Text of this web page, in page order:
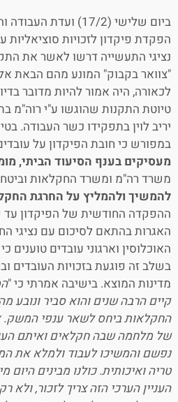
ביום שלישי (17/2)
הפקדת פיקדון לזכויות סוציאליות
נציגי התעשייה דרשו לאשר את
"צוואר בקבוק" המונע מהם הבאת
לכאורה, היה אמור להיות מדובר
טיוטת התקנות שהוגשו ע"י רוה"מ
יריב לוין בתפקידו כשר העבודה.
במפורש כי חובת הפיקדון על
מעסיקים בענף הסיעוד הביתי,
משרד רה"מ ומשרד החקלאות
להמשיך ולהמליץ על החרגת
ההפקדה החודשית של הפיקדון
האגרות בהתאם לסיכום עם נציגי
האוכלוסין וארגוני עובדים
בשלב זה פוגעת בזכויות העובדים
מדינות המוצא. בישיבה אמרתי כי "
קיים הרבה שנים והוא סביר ונובע
החקלאות ביחס לשאר ענפי המשק.
של מלחמה שבה חקלאים ואיתם
נפשם והמשיכו לעבוד ולמלא את
טריה ואיכותית. כולנו מבינים היום
העניין הערכי הזה צריך לזכור,